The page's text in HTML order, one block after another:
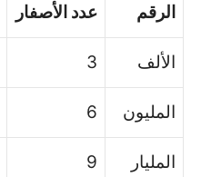
الرقم عدد الأصفار
الألف 3
المليون 6
المليار 9